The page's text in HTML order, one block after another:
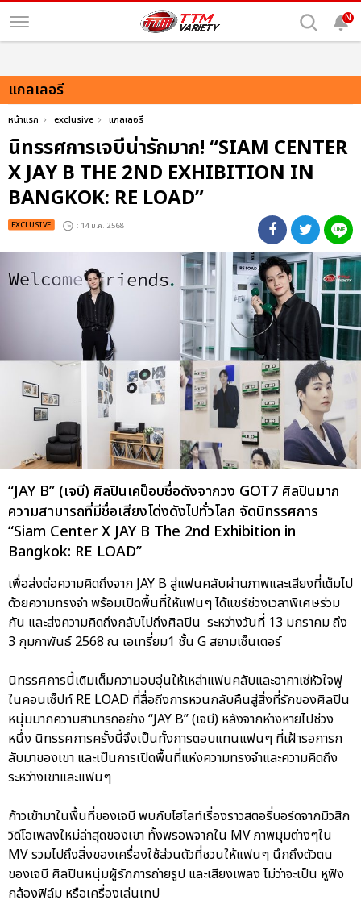
N
แกลเลอรี
หน้าแรก exclusive แกลเลอรี
นิทรรศการเจบีน่ารักมาก! “SIAM CENTER
X JAY B THE 2ND EXHIBITION IN
BANGKOK: RE LOAD”
EXCLUSIVE : 14 ม.ค. 2568
“JAY B” (เจบี) ศิลปินเคป็อบชื่อดังจากวง GOT7 ศิลปินมาก
ความสามารถที่มีชื่อเสียงโด่งดังไปทั่วโลก จัดนิทรรศการ
“Siam Center X JAY B The 2nd Exhibition in
Bangkok: RE LOAD”
เพื่อส่งต่อความคิดถึงจาก JAY B สู่แฟนคลับผ่านภาพและเสียงที่เต็มไป
ด้วยความทรงจำ พร้อมเปิดพื้นที่ให้แฟนๆ ได้แชร์ช่วงเวลาพิเศษร่วม
กัน และส่งความคิดถึงกลับไปถึงศิลปิน ระหว่างวันที่ 13 มกราคม ถึง
3 กุมภาพันธ์ 2568 ณ เอเทรี่ยม1 ชั้น G สยามเซ็นเตอร์
นิทรรศการนี้เติมเต็มความอบอุ่นให้เหล่าแฟนคลับและอากาเซ่หัวใจฟู
ในคอนเซ็ปท์ RE LOAD ที่สื่อถึงการหวนกลับคืนสู่สิ่งที่รักของศิลปิน
หนุ่มมากความสามารถอย่าง “JAY B” (เจบี) หลังจากห่างหายไปช่วง
หนึ่ง นิทรรศการครั้งนี้จึงเป็นทั้งการตอบแทนแฟนๆ ที่เฝ้ารอการก
ลับมาของเขา และเป็นการเปิดพื้นที่แห่งความทรงจำและความคิดถึง
ระหว่างเขาและแฟนๆ
ก้าวเข้ามาในพื้นที่ของเจบี พบกับไฮไลท์เรื่องราวสตอรี่บอร์ดจากมิวสิก
วิดีโอเพลงใหม่ล่าสุดของเขา ทั้งพรอพจากใน MV ภาพมุมต่างๆใน
MV รวมไปถึงสิ่งของเครื่องใช้ส่วนตัวที่ชวนให้แฟนๆ นึกถึงตัวตน
ของเจบี ศิลปินหนุ่มผู้รักการถ่ายรูป และเสียงเพลง ไม่ว่าจะเป็น หูฟัง
กล้องฟิล์ม หรือเครื่องเล่นเทป